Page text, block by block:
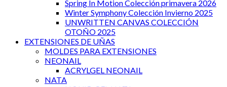
Spring In Motion Colección primavera 2026
Winter Symphony Colección Invierno 2025
UNWRITTEN CANVAS COLECCIÓN
OTOÑO 2025
EXTENSIONES DE UÑAS
MOLDES PARA EXTENSIONES
NEONAIL
ACRYLGEL NEONAIL
NATA